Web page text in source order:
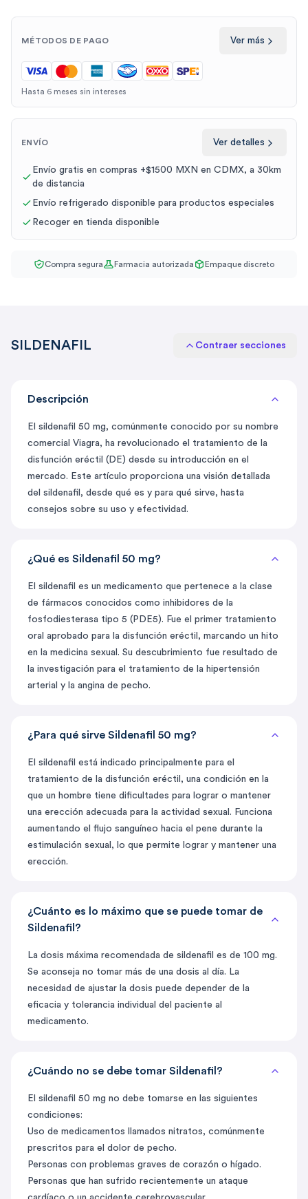
MÉTODOS DE PAGO Ver más
Hasta 6 meses sin intereses
ENVÍO Ver detalles
Envío gratis en compras +$1500 MXN en CDMX, a 30km
de distancia
Envío refrigerado disponible para productos especiales
Recoger en tienda disponible
Compra segura Farmacia autorizada Empaque discreto
SILDENAFIL Contraer secciones
Descripción
El sildenafil 50 mg, comúnmente conocido por su nombre
comercial Viagra, ha revolucionado el tratamiento de la
disfunción eréctil (DE) desde su introducción en el
mercado. Este artículo proporciona una visión detallada
del sildenafil, desde qué es y para qué sirve, hasta
consejos sobre su uso y efectividad.
¿Qué es Sildenafil 50 mg?
El sildenafil es un medicamento que pertenece a la clase
de fármacos conocidos como inhibidores de la
fosfodiesterasa tipo 5 (PDE5). Fue el primer tratamiento
oral aprobado para la disfunción eréctil, marcando un hito
en la medicina sexual. Su descubrimiento fue resultado de
la investigación para el tratamiento de la hipertensión
arterial y la angina de pecho.
¿Para qué sirve Sildenafil 50 mg?
El sildenafil está indicado principalmente para el
tratamiento de la disfunción eréctil, una condición en la
que un hombre tiene dificultades para lograr o mantener
una erección adecuada para la actividad sexual. Funciona
aumentando el flujo sanguíneo hacia el pene durante la
estimulación sexual, lo que permite lograr y mantener una
erección.
¿Cuánto es lo máximo que se puede tomar de
Sildenafil?
La dosis máxima recomendada de sildenafil es de 100 mg.
Se aconseja no tomar más de una dosis al día. La
necesidad de ajustar la dosis puede depender de la
eficacia y tolerancia individual del paciente al
medicamento.
¿Cuándo no se debe tomar Sildenafil?
El sildenafil 50 mg no debe tomarse en las siguientes
condiciones:
Uso de medicamentos llamados nitratos, comúnmente
prescritos para el dolor de pecho.
Personas con problemas graves de corazón o hígado.
Personas que han sufrido recientemente un ataque